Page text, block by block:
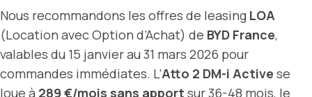
Nous recommandons les offres de leasing LOA
(Location avec Option d’Achat) de BYD France,
valables du 15 janvier au 31 mars 2026 pour
commandes immédiates. L’Atto 2 DM-i Active se
loue à 289 €/mois sans apport sur 36-48 mois, le